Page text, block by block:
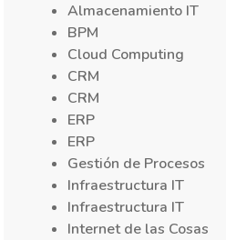
Almacenamiento IT
BPM
Cloud Computing
CRM
CRM
ERP
ERP
Gestión de Procesos
Infraestructura IT
Infraestructura IT
Internet de las Cosas